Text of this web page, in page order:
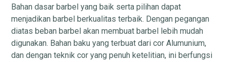
Bahan dasar barbel yang baik serta pilihan dapat
menjadikan barbel berkualitas terbaik. Dengan pegangan
diatas beban barbel akan membuat barbel lebih mudah
digunakan. Bahan baku yang terbuat dari cor Alumunium,
dan dengan teknik cor yang penuh ketelitian, ini berfungsi